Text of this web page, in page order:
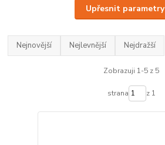
Upřesnit parametry
Nejnovější Nejlevnější Nejdražší
Zobrazuji 1-5 z 5
strana z 1